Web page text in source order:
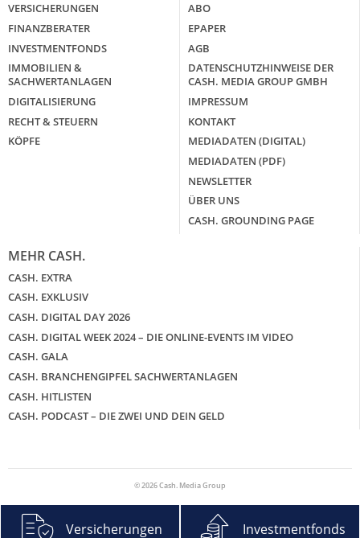
VERSICHERUNGEN
FINANZBERATER
INVESTMENTFONDS
IMMOBILIEN &
SACHWERTANLAGEN
DIGITALISIERUNG
RECHT & STEUERN
KÖPFE
ABO
EPAPER
AGB
DATENSCHUTZHINWEISE DER
CASH. MEDIA GROUP GMBH
IMPRESSUM
KONTAKT
MEDIADATEN (DIGITAL)
MEDIADATEN (PDF)
NEWSLETTER
ÜBER UNS
CASH. GROUNDING PAGE
MEHR CASH.
CASH. EXTRA
CASH. EXKLUSIV
CASH. DIGITAL DAY 2026
CASH. DIGITAL WEEK 2024 – DIE ONLINE-EVENTS IM VIDEO
CASH. GALA
CASH. BRANCHENGIPFEL SACHWERTANLAGEN
CASH. HITLISTEN
CASH. PODCAST – DIE ZWEI UND DEIN GELD
© 2026 Cash. Media Group
Versicherungen Investmentfonds